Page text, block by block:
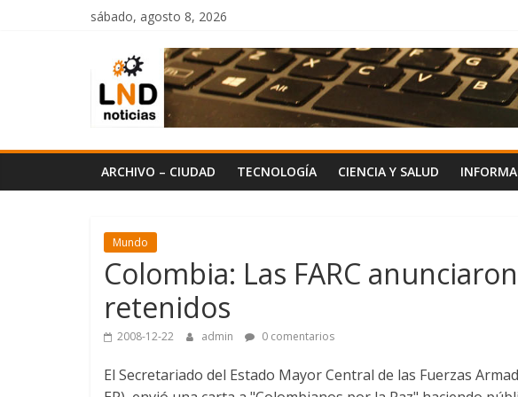
sábado, agosto 8, 2026
LND
Noticias
ARCHIVO – CIUDAD TECNOLOGÍA CIENCIA Y SALUD
Mundo
Colombia: Las FARC
retenidos
2008-12-22 admin 0 comentarios
El Secretariado del Estado Mayor Central de las Fuerzas